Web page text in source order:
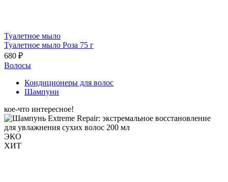
Туалетное мыло
Туалетное мыло Роза 75 г
680 ₽
Волосы
Кондиционеры для волос
Шампуни
кое-что интересное!
ЭКО
ХИТ